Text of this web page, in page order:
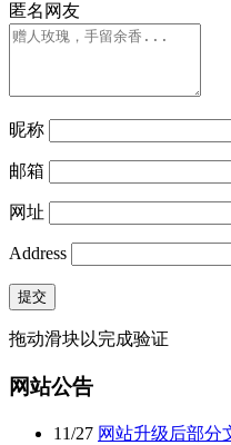
匿名网友
昵称
邮箱
网址
Address
提交
拖动滑块以完成验证
网站公告
11/27 网站升级后部分